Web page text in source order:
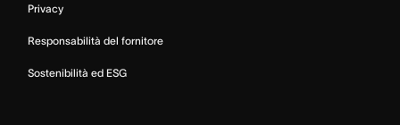
Privacy
Responsabilità del fornitore
Sostenibilità ed ESG